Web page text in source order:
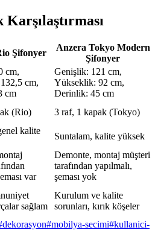
Şifonyer
Anzera Tokyo Modern
Şifonyer
cm,
cm,
cm
Genişlik: 121 cm,
Yükseklik: 92 cm,
Derinlik: 45 cm
(Rio)
3 raf, 1 kapak (Tokyo)
kalite
Suntalam, kalite yüksek
var
Demonte, montaj müşteri
tarafından yapılmalı,
şeması yok
sağlam
Kurulum ve kalite
sorunları, kırık köşeler
dekorasyon#mobilya-secimi#kullanici-